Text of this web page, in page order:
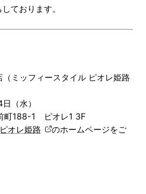
ております。
ミッフィースタイル ピオレ姫路
（水）
町188-1
ピオレ1 3F
ピオレ姫路
のホームページをご